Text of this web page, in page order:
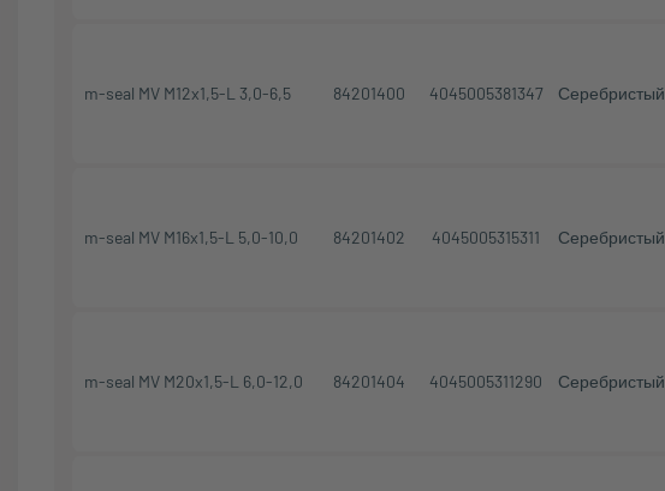
m-seal MV M12x1,5-L 3,0-6,5 84201400 4045005381347 Серебристый
m-seal MV M16x1,5-L 5,0-10,0 84201402 4045005315311 Серебристый
m-seal MV M20x1,5-L 6,0-12,0 84201404 4045005311290 Серебристый